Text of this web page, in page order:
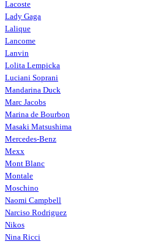
Lacoste
Lady Gaga
Lalique
Lancome
Lanvin
Lolita Lempicka
Luciani Soprani
Mandarina Duck
Marc Jacobs
Marina de Bourbon
Masaki Matsushima
Mercedes-Benz
Mexx
Mont Blanc
Montale
Moschino
Naomi Campbell
Narciso Rodriguez
Nikos
Nina Ricci